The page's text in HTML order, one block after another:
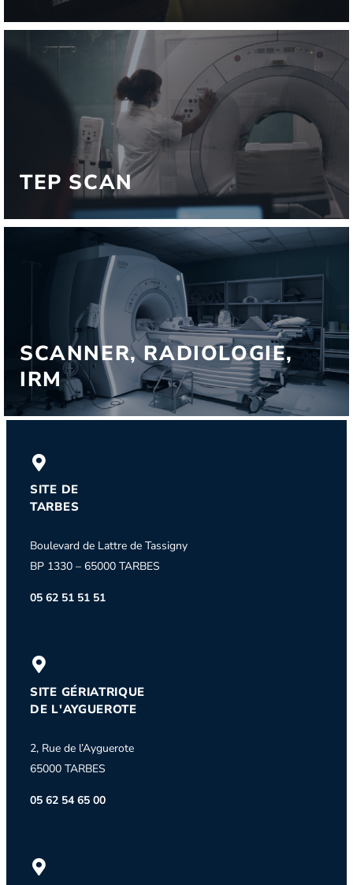
TEP SCAN
SCANNER, RADIOLOGIE,
IRM
SITE DE
TARBES
Boulevard de Lattre de Tassigny
BP 1330 – 65000 TARBES
05 62 51 51 51
SITE GÉRIATRIQUE
DE L'AYGUEROTE
2, Rue de l’Ayguerote
65000 TARBES
05 62 54 65 00